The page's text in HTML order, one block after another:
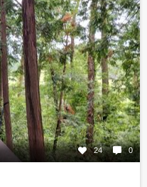
24 0